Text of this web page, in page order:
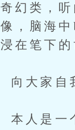
奇幻类，
像，脑海
浸在笔下的
向大家自
本人是一